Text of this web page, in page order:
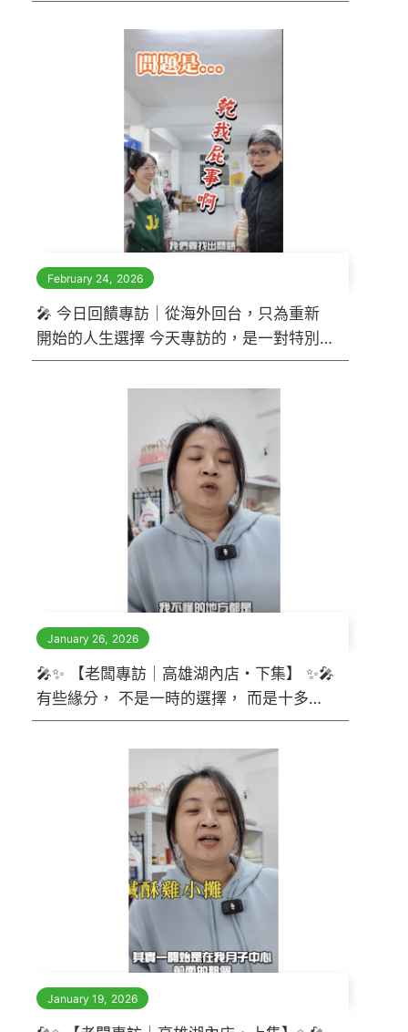
February 24, 2026
🎤 今日回饋專訪｜從海外回台，只為重新
開始的人生選擇 今天專訪的，是一對特別
的夫妻。 因為健康狀況， 他們決定離開海
外生活，回到台灣重新出發。
January 26, 2026
🎤✨ 【老闆專訪｜高雄湖內店・下集】 ✨🎤
有些緣分， 不是一時的選擇， 而是十多年
的累積。
January 19, 2026